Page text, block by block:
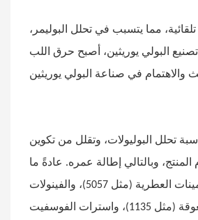
مما يتسبب في تحلل البوليمر،
البولي يوريثين، أصبح حرق اللب
تحلل البوليولات، وتقلل من تكوين
وبالتالي إطالة عمره. عادةً ما
تكون مضادات الأكسدة شائعة الاستخدام في رغوة البولي يوريثان سائلة وتنقسم إلى ثلاث فئات: الأمينات العطرية (مثل 5057)، والفينولات
المعوقة (مثل 1135)، واسترات الفوسفيت (مثل PDP). بالنسبة للتطبيقات ذات متطلبات الألوان المنخفضة، يتم استخدام مزيج من الأمينات